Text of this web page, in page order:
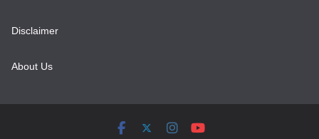
Disclaimer
About Us